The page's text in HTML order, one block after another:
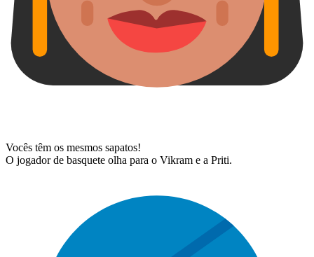
Vocês têm os mesmos sapatos!
O jogador de basquete olha para o Vikram e a Priti.